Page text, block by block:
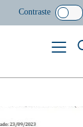
Contraste